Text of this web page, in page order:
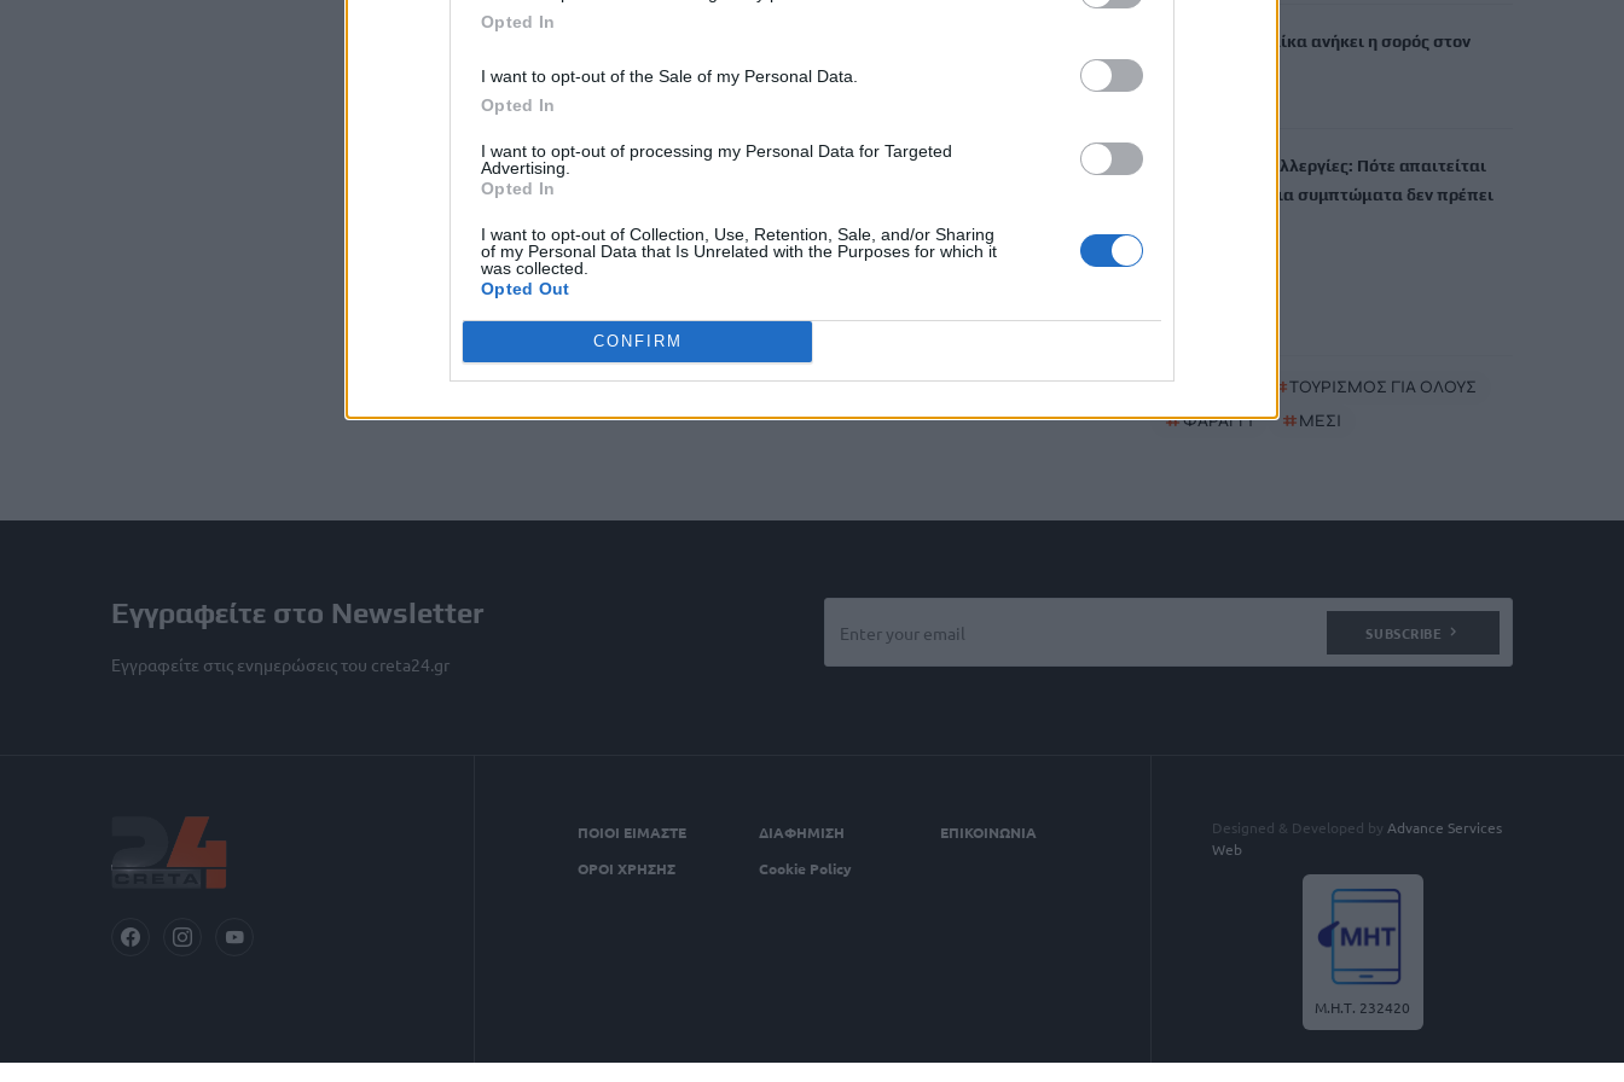
Opted In
I want to opt-out of the Sale of my Personal Data.
Opted In
I want to opt-out of processing my Personal Data for Targeted
Advertising.
Opted In
I want to opt-out of Collection, Use, Retention, Sale, and/or Sharing
of my Personal Data that Is Unrelated with the Purposes for which it
was collected.
Opted Out
CONFIRM
Σε 57χρονη γυναίκα ανήκει η σορός στον
Καλοκαίρι και αλλεργίες: Πότε απαιτείται
προσοχή και ποια συμπτώματα δεν πρέπει
# #ΤΟΥΡΙΣΜΟΣ ΓΙΑ ΟΛΟΥΣ
#ΦΑΡΑΓΓΙ #ΜΕΣΙ
Εγγραφείτε στο Newsletter
Εγγραφείτε στις ενημερώσεις του creta24.gr
SUBSCRIBE
ΠΟΙΟΙ ΕΙΜΑΣΤΕ ΔΙΑΦΗΜΙΣΗ
ΕΠΙΚΟΙΝΩΝΙΑ
ΟΡΟΙ ΧΡΗΣΗΣ
Cookie Policy
Designed & Developed by Advance Services
Web
Μ.Η.Τ. 232420